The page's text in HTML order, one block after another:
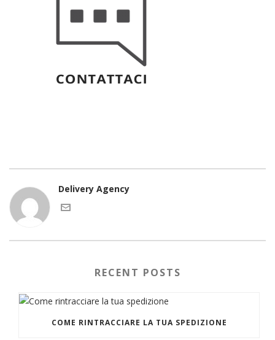
Delivery Agency
RECENT POSTS
COME RINTRACCIARE LA TUA SPEDIZIONE